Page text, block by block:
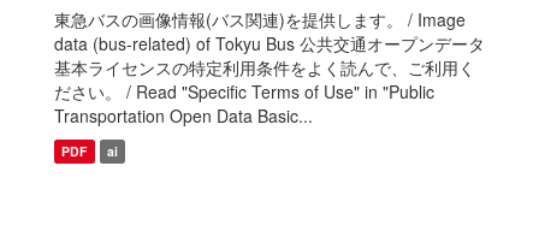
東急バスの画像情報(バス関連)を提供します。 / Image
data (bus-related) of Tokyu Bus 公共交通オープンデータ
基本ライセンスの特定利用条件をよく読んで、ご利用く
ださい。 / Read "Specific Terms of Use" in "Public
Transportation Open Data Basic...
PDF ai